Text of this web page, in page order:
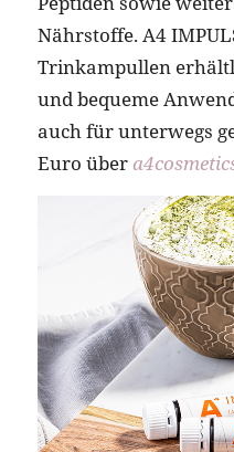
Nährstoffe. A4
Trinkampullen
und bequeme
auch für unterwegs
Euro über